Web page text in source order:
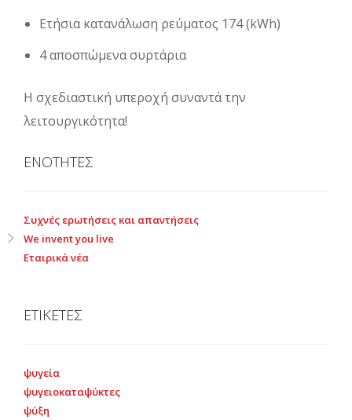
Ετήσια κατανάλωση ρεύματος 174 (kWh)
4 αποσπώμενα συρτάρια
Η σχεδιαστική υπεροχή συναντά την
λειτουργικότητα!
ΕΝΟΤΗΤΕΣ
Συχνές ερωτήσεις και απαντήσεις
We invent you live
Εταιρικά νέα
ΕΤΙΚΕΤΕΣ
ψυγεία
ψυγειοκαταψύκτες
ψύξη